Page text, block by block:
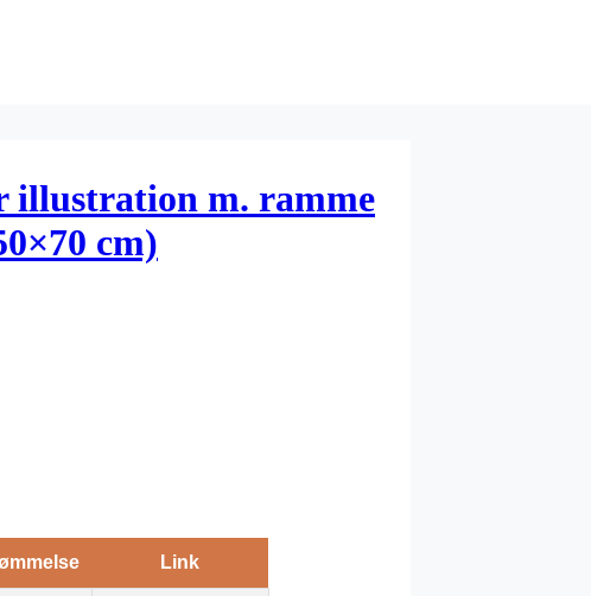
illustration m. ramme
cm)
Link